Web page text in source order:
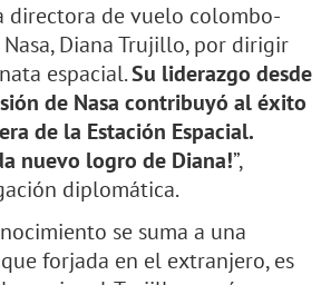
directora de vuelo colombo-
Diana Trujillo, por dirigir
espacial.Su liderazgo desde
de Nasa contribuyó al éxito
de la Estación Espacial.
nuevo logro de Diana!”,
diplomática.
se suma a una
forjada en el extranjero, es